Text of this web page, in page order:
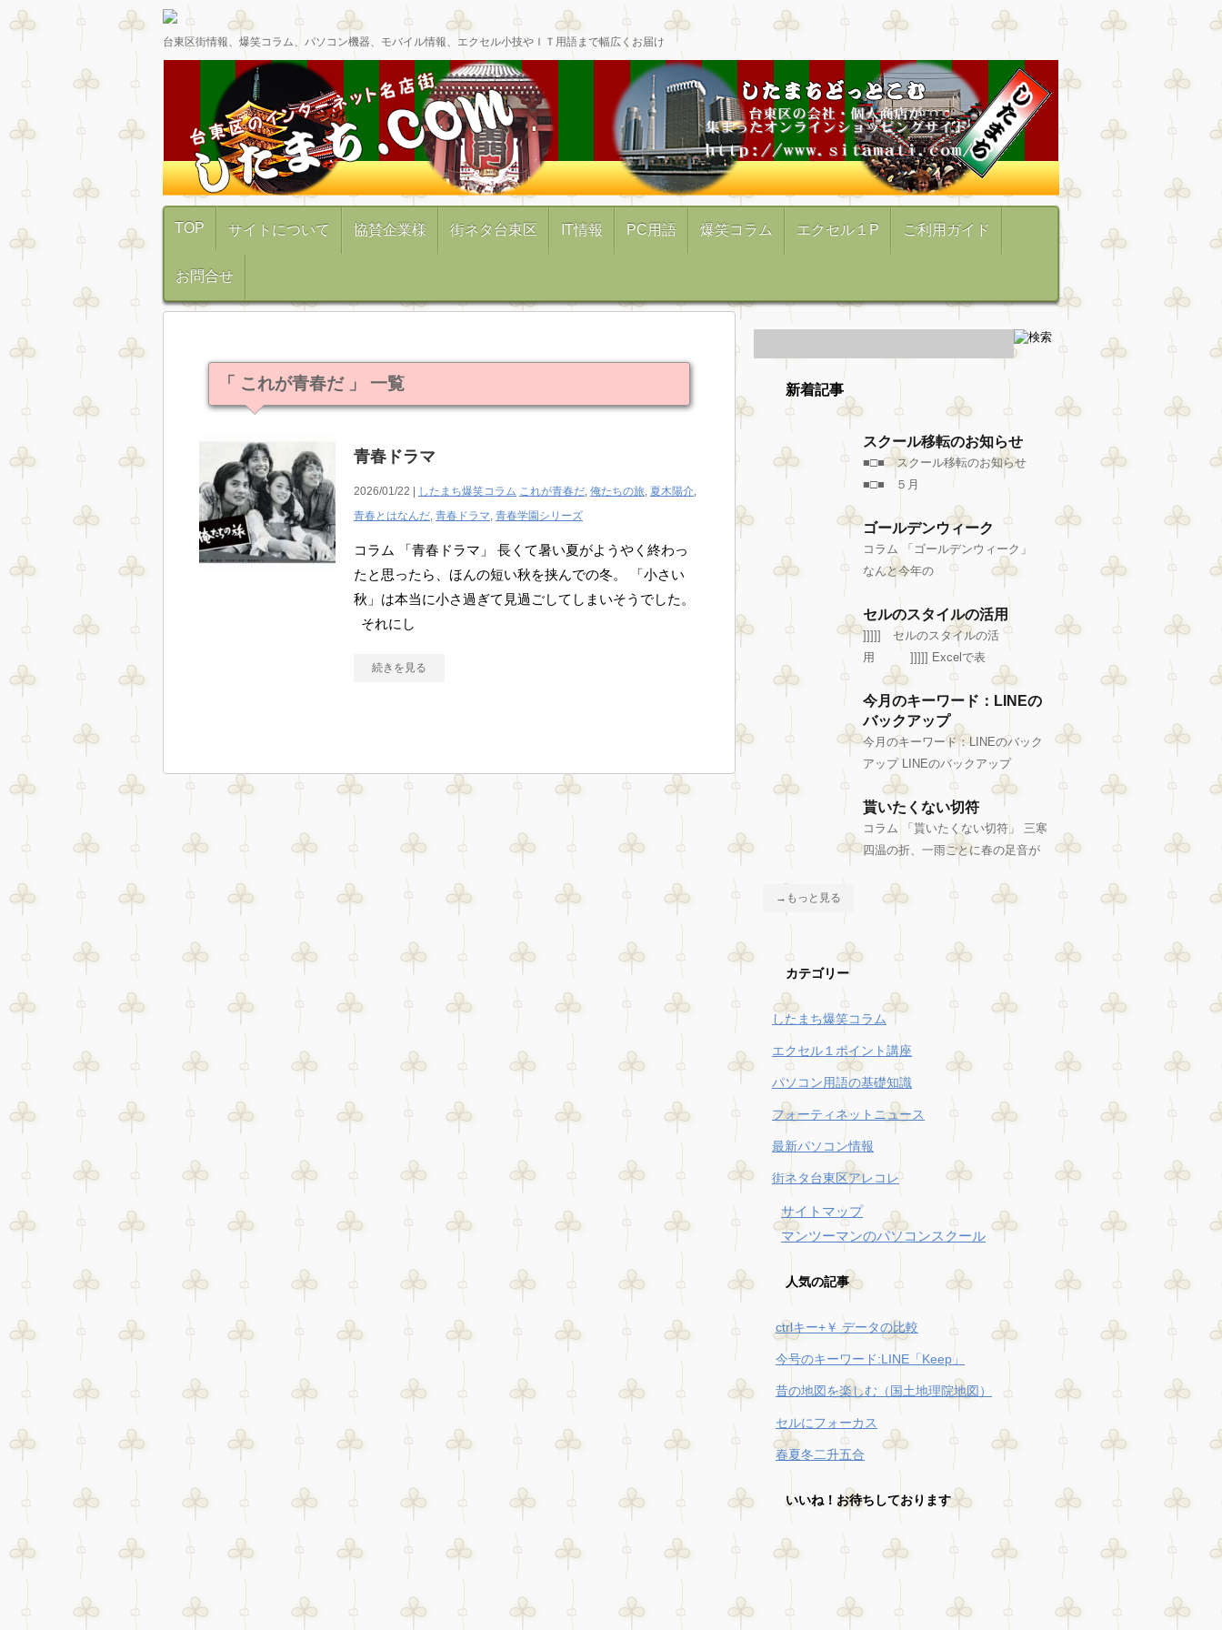
台東区街情報、爆笑コラム、パソコン機器、モバイル情報、エクセル小技やＩＴ用語まで幅広くお届け
TOP サイトについて 協賛企業様 街ネタ台東区 IT情報 PC用語 爆笑コラム エクセル１P ご利用ガイド
お問合せ
「 これが青春だ 」 一覧
青春ドラマ
2026/01/22 | したまち爆笑コラム これが青春だ, 俺たちの旅, 夏木陽介,
青春とはなんだ, 青春ドラマ, 青春学園シリーズ
コラム 「青春ドラマ」 長くて暑い夏がようやく終わっ
たと思ったら、ほんの短い秋を挟んでの冬。 「小さい
秋」は本当に小さ過ぎて見過ごしてしまいそうでした。
それにし
続きを見る
新着記事
スクール移転のお知らせ
■□■ スクール移転のお知らせ
■□■ ５月
ゴールデンウィーク
コラム 「ゴールデンウィーク」
なんと今年の
セルのスタイルの活用
]]]]] セルのスタイルの活
用 ]]]]] Excelで表
今月のキーワード：LINEの
バックアップ
今月のキーワード：LINEのバック
アップ LINEのバックアップ
貰いたくない切符
コラム 「貰いたくない切符」 三寒
四温の折、一雨ごとに春の足音が
→もっと見る
カテゴリー
したまち爆笑コラム
エクセル１ポイント講座
パソコン用語の基礎知識
フォーティネットニュース
最新パソコン情報
街ネタ台東区アレコレ
サイトマップ
マンツーマンのパソコンスクール
人気の記事
ctrlキー+￥ データの比較
今号のキーワード:LINE「Keep」
昔の地図を楽しむ（国土地理院地図）
セルにフォーカス
春夏冬二升五合
いいね！お待ちしております